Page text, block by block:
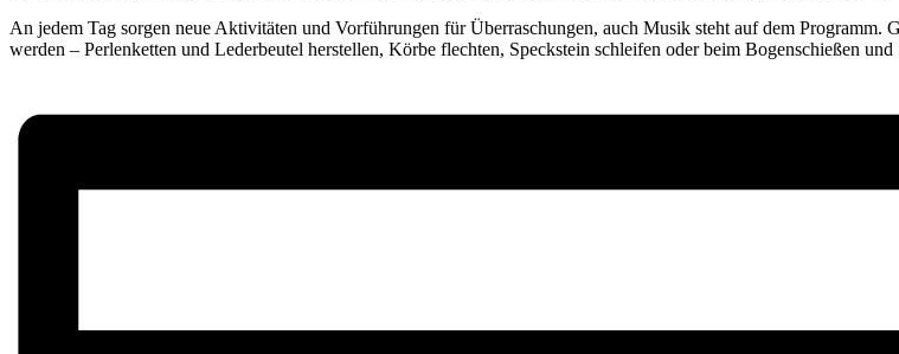
An jedem Tag sorgen neue Aktivitäten und Vorführungen für Überraschungen, auch Musik steht auf dem
werden – Perlenketten und Lederbeutel herstellen, Körbe flechten, Speckstein schleifen oder beim Bogenschießen